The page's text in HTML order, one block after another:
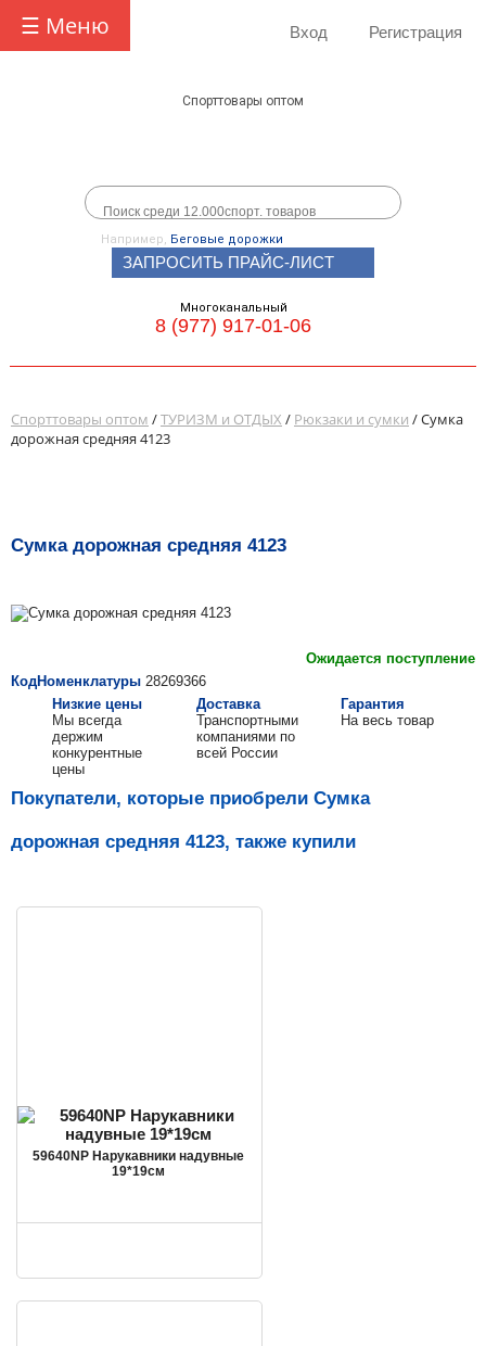
☰ Меню Вход Регистрация
Спорттовары оптом
Например, Беговые дорожки
ЗАПРОСИТЬ ПРАЙС-ЛИСТ
Многоканальный
8 (977) 917-01-06
Спорттовары оптом /ТУРИЗМ и ОТДЫХ / Рюкзаки и сумки / Сумка
дорожная средняя 4123
Сумка дорожная средняя 4123
Ожидается поступление
КодНоменклатуры 28269366
Низкие цены
Мы всегда
держим
конкурентные
цены
Доставка
Транспортными
компаниями по
всей России
Гарантия
На весь товар
Покупатели, которые приобрели Сумка
дорожная средняя 4123, также купили
59640NP Нарукавники надувные
19*19см